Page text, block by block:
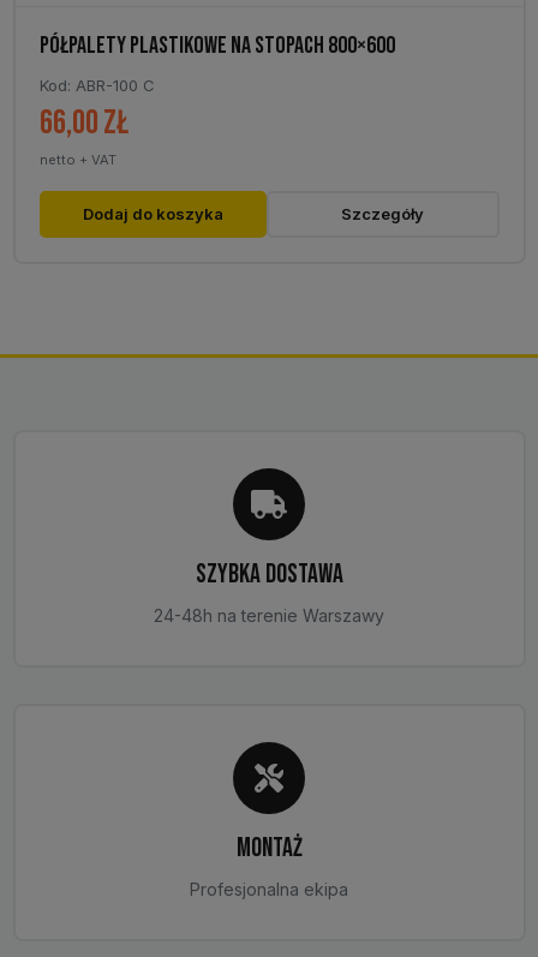
PÓŁPALETY PLASTIKOWE NA STOPACH 800×600
Kod: ABR-100 C
66,00zł
netto + VAT
Dodaj do koszyka Szczegóły
SZYBKA DOSTAWA
24-48h na terenie Warszawy
MONTAŻ
Profesjonalna ekipa